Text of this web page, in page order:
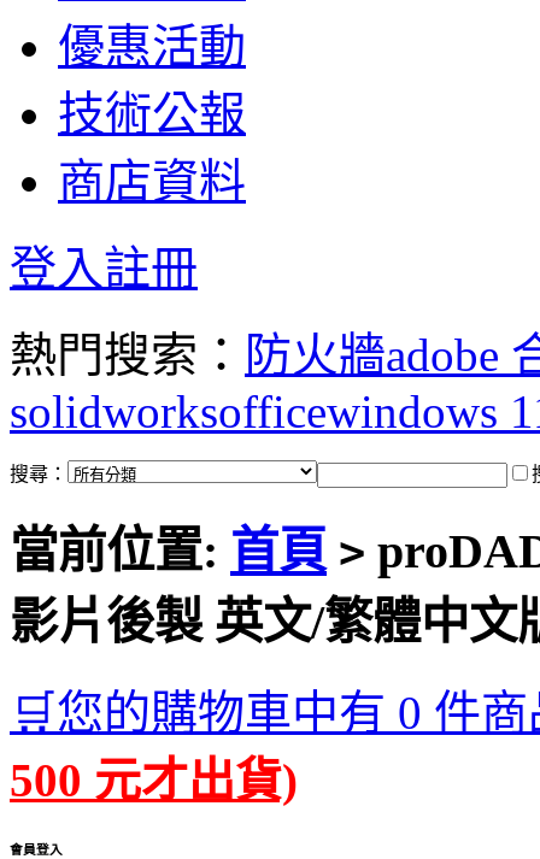
優惠活動
技術公報
商店資料
登入註冊
熱門搜索： 防火牆adobe
solidworksofficewindows
搜尋：
當前位置: 首頁 >
影片後製 英文/繁體中文
🛒您的購物車中有 0 件
500 元才出貨)
會員登入